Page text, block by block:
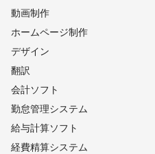
動画制作
ホームページ制作
デザイン
翻訳
会計ソフト
勤怠管理システム
給与計算ソフト
経費精算システム